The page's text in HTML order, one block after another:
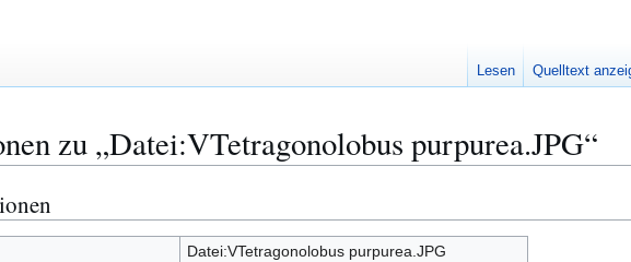
zu „Datei:VTetragonolobus purpurea.JPG“
Datei:VTetragonolobus purpurea.JPG
Lesen Quelltext